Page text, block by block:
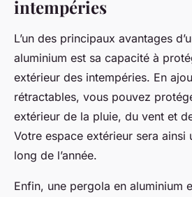
intempéries
L’un des principaux avantages
aluminium est sa capacité à
extérieur des intempéries. En
rétractables, vous pouvez
extérieur de la pluie, du vent et
Votre espace extérieur sera ainsi
long de l’année.
Enfin, une pergola en aluminium